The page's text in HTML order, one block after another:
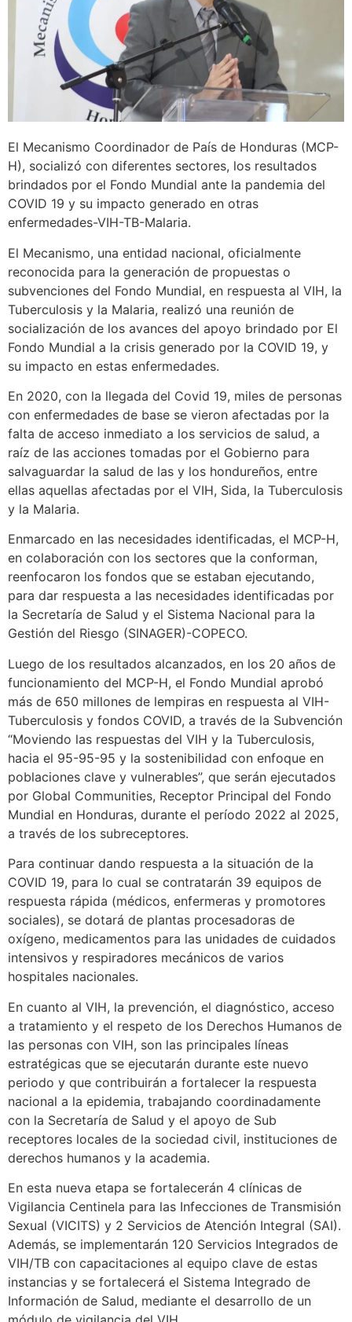
El Mecanismo Coordinador de País de Honduras (MCP-
H), socializó con diferentes sectores, los resultados
brindados por el Fondo Mundial ante la pandemia del
COVID 19 y su impacto generado en otras
enfermedades-VIH-TB-Malaria.
El Mecanismo, una entidad nacional, oficialmente
reconocida para la generación de propuestas o
subvenciones del Fondo Mundial, en respuesta al VIH, la
Tuberculosis y la Malaria, realizó una reunión de
socialización de los avances del apoyo brindado por El
Fondo Mundial a la crisis generado por la COVID 19, y
su impacto en estas enfermedades.
En 2020, con la llegada del Covid 19, miles de personas
con enfermedades de base se vieron afectadas por la
falta de acceso inmediato a los servicios de salud, a
raíz de las acciones tomadas por el Gobierno para
salvaguardar la salud de las y los hondureños, entre
ellas aquellas afectadas por el VIH, Sida, la Tuberculosis
y la Malaria.
Enmarcado en las necesidades identificadas, el MCP-H,
en colaboración con los sectores que la conforman,
reenfocaron los fondos que se estaban ejecutando,
para dar respuesta a las necesidades identificadas por
la Secretaría de Salud y el Sistema Nacional para la
Gestión del Riesgo (SINAGER)-COPECO.
Luego de los resultados alcanzados, en los 20 años de
funcionamiento del MCP-H, el Fondo Mundial aprobó
más de 650 millones de lempiras en respuesta al VIH-
Tuberculosis y fondos COVID, a través de la Subvención
“Moviendo las respuestas del VIH y la Tuberculosis,
hacia el 95-95-95 y la sostenibilidad con enfoque en
poblaciones clave y vulnerables”, que serán ejecutados
por Global Communities, Receptor Principal del Fondo
Mundial en Honduras, durante el período 2022 al 2025,
a través de los subreceptores.
Para continuar dando respuesta a la situación de la
COVID 19, para lo cual se contratarán 39 equipos de
respuesta rápida (médicos, enfermeras y promotores
sociales), se dotará de plantas procesadoras de
oxígeno, medicamentos para las unidades de cuidados
intensivos y respiradores mecánicos de varios
hospitales nacionales.
En cuanto al VIH, la prevención, el diagnóstico, acceso
a tratamiento y el respeto de los Derechos Humanos de
las personas con VIH, son las principales líneas
estratégicas que se ejecutarán durante este nuevo
periodo y que contribuirán a fortalecer la respuesta
nacional a la epidemia, trabajando coordinadamente
con la Secretaría de Salud y el apoyo de Sub
receptores locales de la sociedad civil, instituciones de
derechos humanos y la academia.
En esta nueva etapa se fortalecerán 4 clínicas de
Vigilancia Centinela para las Infecciones de Transmisión
Sexual (VICITS) y 2 Servicios de Atención Integral (SAI).
Además, se implementarán 120 Servicios Integrados de
VIH/TB con capacitaciones al equipo clave de estas
instancias y se fortalecerá el Sistema Integrado de
Información de Salud, mediante el desarrollo de un